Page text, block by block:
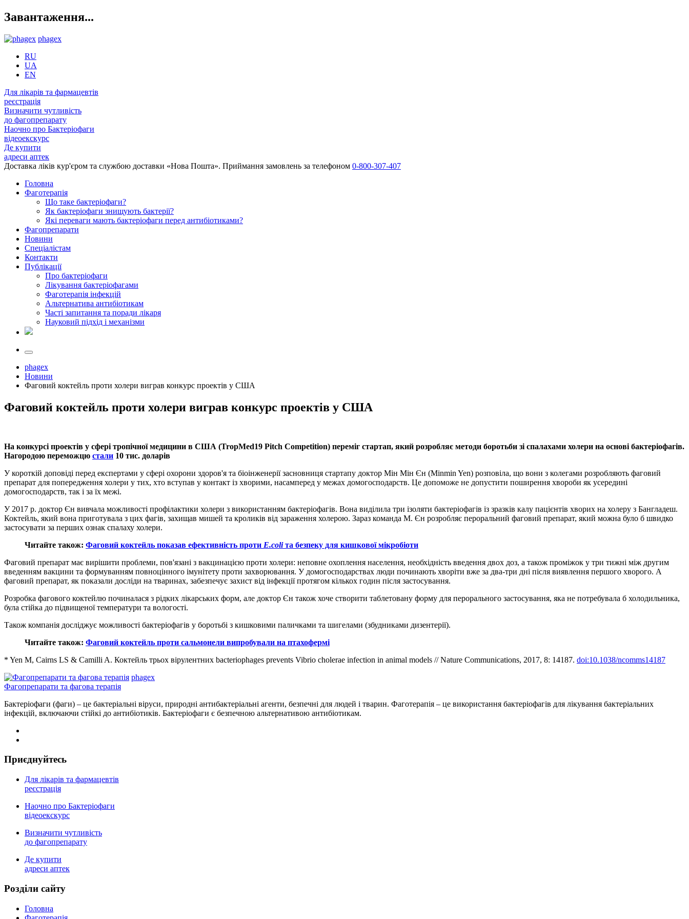
Завантаження...
phagex
RU
UA
EN
Для лікарів та фармацевтів
реєстрація
Визначити чутливість
до фагопрепарату
Наочно про Бактеріофаги
відеоекскурс
Де купити
адреси аптек
Доставка ліків кур'єром та службою доставки «Нова Пошта». Приймання замовлень за телефоном 0-800-307-407
Головна
Фаготерапія
Що таке бактеріофаги?
Як бактеріофаги знищують бактерії?
Які переваги мають бактеріофаги перед антибіотиками?
Фагопрепарати
Новини
Спеціалістам
Контакти
Публікації
Про бактеріофаги
Лікування бактеріофагами
Фаготерапія інфекцій
Альтернатива антибіотикам
Часті запитання та поради лікаря
Науковий підхід і механізми
phagex
Новини
Фаговий коктейль проти холери виграв конкурс проектів у США
Фаговий коктейль проти холери виграв конкурс проектів у США
На конкурсі проектів у сфері тропічної медицини в США (TropMed19 Pitch Competition) переміг стартап, який розробляє методи боротьби зі спалахами холери на основі бактеріофагів.
Нагородою переможцю стали 10 тис. доларів
У короткій доповіді перед експертами у сфері охорони здоров'я та біоінженерії засновниця стартапу доктор Мін Мін Єн (Minmin Yen) розповіла, що вони з колегами розробляють фаговий
препарат для попередження холери у тих, хто вступав у контакт із хворими, насамперед у межах домогосподарств. Це допоможе не допустити поширення хвороби як усередині
домогосподарств, так і за їх межі.
У 2017 р. доктор Єн вивчала можливості профілактики холери з використанням бактеріофагів. Вона виділила три ізоляти бактеріофагів із зразків калу пацієнтів хворих на холеру з Бангладеш.
Коктейль, який вона приготувала з цих фагів, захищав мишей та кроликів від зараження холерою. Зараз команда М. Єн розробляє пероральний фаговий препарат, який можна було б швидко
застосувати за перших ознак спалаху холери.
Читайте також: Фаговий коктейль показав ефективність проти E.coliта безпеку для кишкової мікробіоти
Фаговий препарат має вирішити проблеми, пов'язані з вакцинацією проти холери: неповне охоплення населення, необхідність введення двох доз, а також проміжок у три тижні між другим
введенням вакцини та формуванням повноцінного імунітету проти захворювання. У домогосподарствах люди починають хворіти вже за два-три дні після виявлення першого хворого. А
фаговий препарат, як показали досліди на тваринах, забезпечує захист від інфекції протягом кількох годин після застосування.
Розробка фагового коктейлю починалася з рідких лікарських форм, але доктор Єн також хоче створити таблетовану форму для перорального застосування, яка не потребувала б холодильника,
була стійка до підвищеної температури та вологості.
Також компанія досліджує можливості бактеріофагів у боротьбі з кишковими паличками та шигелами (збудниками дизентерії).
Читайте також: Фаговий коктейль проти сальмонели випробували на птахофермі
* Yen M, Cairns LS & Camilli A. Коктейль трьох вірулентних bacteriophages prevents Vibrio cholerae infection in animal models // Nature Communications, 2017, 8: 14187. doi:10.1038/ncomms14187
phagex
Фагопрепарати та фагова терапія
Бактеріофаги (фаги) – це бактеріальні віруси, природні антибактеріальні агенти, безпечні для людей і тварин. Фаготерапія – це використання бактеріофагів для лікування бактеріальних
інфекцій, включаючи стійкі до антибіотиків. Бактеріофаги є безпечною альтернативою антибіотикам.
Приєднуйтесь
Для лікарів та фармацевтів
реєстрація
Наочно про Бактеріофаги
відеоекскурс
Визначити чутливість
до фагопрепарату
Де купити
адреси аптек
Роздiли сайту
Головна